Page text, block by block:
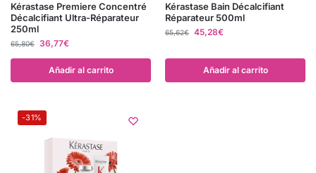
Kérastase Premiere Concentré
Décalcifiant Ultra-Réparateur
250ml
65,80€ 36,77€
Añadir al carrito
Kérastase Bain Décalcifiant
Réparateur 500ml
65,62€ 45,28€
Añadir al carrito
-31%